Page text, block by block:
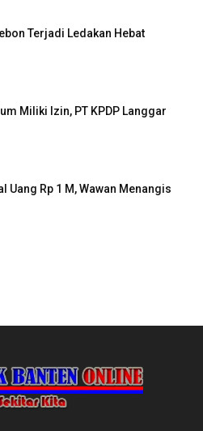
Terjadi Ledakan Hebat
Miliki Izin, PT KPDP Langgar
Uang Rp 1 M, Wawan Menangis